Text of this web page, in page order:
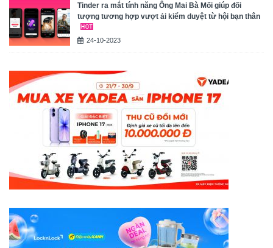
Tinder ra mắt tính năng Ông Mai Bà Mối giúp đối
tượng tương hợp vượt ải kiểm duyệt từ hội bạn thân
24-10-2023